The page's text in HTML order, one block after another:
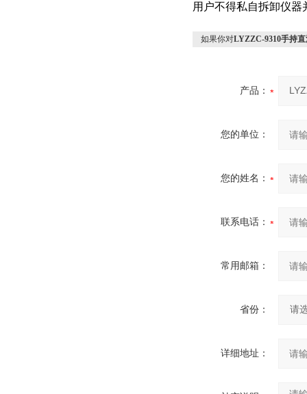
用户不得私自拆卸仪器
如果你对LYZZC-9310手持
产品：
您的单位：
您的姓名：
联系电话：
常用邮箱：
省份：
详细地址：